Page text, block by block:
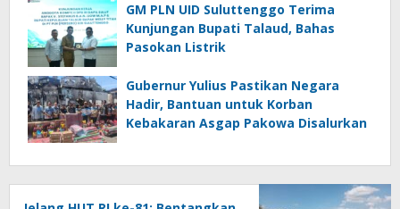
GM PLN UID Suluttenggo Terima
Kunjungan Bupati Talaud, Bahas
Pasokan Listrik
Gubernur Yulius Pastikan Negara
Hadir, Bantuan untuk Korban
Kebakaran Asgap Pakowa Disalurkan